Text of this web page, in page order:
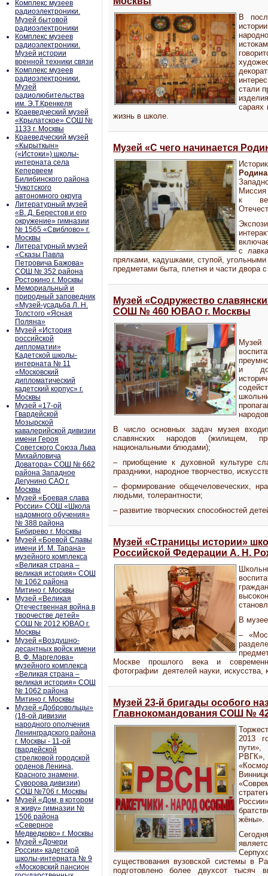
Комплекс музеев
радиоэлектроники.
Музей бытовой
радиоэлектроники
Комплекс музеев
радиоэлектроники.
Музей истории
военной техники связи
Комплекс музеев
радиоэлектроники.
Музей
радиолюбительства
им. Э.Т.Кренкеля
Краеведческий музей
«Крылатское» СОШ №
1133 г. Москвы
Краеведческий музей
«Кырыткын»
(«Истоки») школы-
интерната села
Кепервеем
Билибинского района
Чукотского
автономного округа
Литературный музей
«В. Д. Берестов и его
окружение» гимназии
№ 1565 «Свиблово» г.
Москвы
Литературный музей
«Сказы Павла
Петровича Бажова»
СОШ № 352 района
Ростокино г. Москвы
Мемориальный и
природный заповедник
«Музей-усадьба Л. Н.
Толстого «Ясная
Поляна»
Музей «История
российской
дипломатии»
Кадетской школы-
интерната № 11
«Московский
дипломатический
кадетский корпус» г.
Москвы
Музей «17-ой
Гвардейской
Мозырской
кавалерийской дивизии
имени Героя
Советского Союза Льва
Михайловича
Доватора» СОШ № 662
района Западное
Дегунино САО г.
Москвы
Музей «Боевая слава
России» СОШ «Школа
надомного обучения»
№ 388 района
Бибирево г. Москвы
Музей «Боевой Славы
имени И. М. Тарана»
музейного комплекса
«Великая страна –
великая история» СОШ
№ 1062 района
Митино г. Москвы
Музей «Великая
Отечественная война в
творчестве детей»
СОШ № 2012 ЮВАО г.
Москвы
Музей «Воздушно-
десантных войск имени
В. Ф. Маргелова»
музейного комплекса
«Великая страна –
великая история» СОШ
№ 1062 района
Митино г. Москвы
Музей «Добровольцы»
(18-ой дивизии
народного ополчения
Ленинградского района
г. Москвы - 11-ой
гвардейской
стрелковой городской
орденов Ленина,
Красного знамени,
Суворова дивизии)
СОШ №706 г. Москвы
Музей «Дом, в котором
я живу» гимназии №
1506 района
«Северное
Медведково» г. Москвы
Музей «Дочери
России» кадетской
школы-интерната № 9
«Московский пансион
В
стали
сараях
жизнь в школе.
Музей «С чего начинается
Миссия
к
с
прялками, кадушками, ступой,
предметами быта, плетня и части двора
Музей «Содружество
СОШ № 460 ЮВАО г. Москвы
и
В число основных задач музея
славянских народов (жилищем,
национальными блюдами);
– приобщение к духовной культуре
праздники, народное творчество,
– формирование общечеловеческих,
людьми, толерантности;
– развитие творческих способностей
Музей «Страницы истории»
Российской Федерации А. Н.
В
–
Москве прошлого века и
фотографии деятелей науки, искусства,
Музей 23-й бригады особого
Главнокомандования СОШ №
2013
пути»,
жёны».
существования вузовской системы в
подготовлено более двухсот тысяч